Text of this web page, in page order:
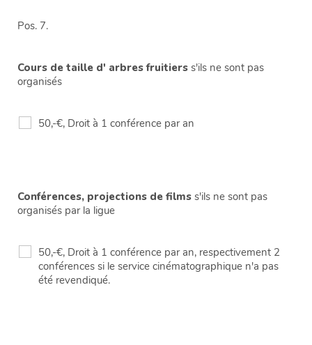
Pos. 7.
Cours de taille d' arbres fruitiers s'ils ne sont pas
organisés
50,-€, Droit à 1 conférence par an
Conférences, projections de films s'ils ne sont pas
organisés par la ligue
50,-€, Droit à 1 conférence par an, respectivement 2
conférences si le service cinématographique n'a pas
été revendiqué.